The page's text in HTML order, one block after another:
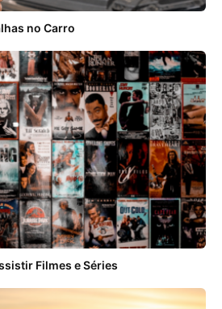
no Carro
Filmes e Séries